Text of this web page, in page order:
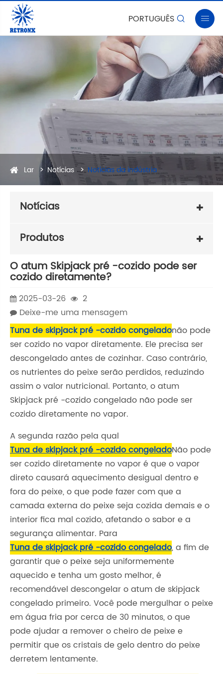
PORTUGUÊS  
Lar Notícias Notícias da indústria
Notícias
Produtos
O atum Skipjack pré -cozido pode ser
cozido diretamente?
2025-03-26
2
Deixe-me uma mensagem
Tuna de skipjack pré -cozido congeladonão pode
ser cozido no vapor diretamente. Ele precisa ser
descongelado antes de cozinhar. Caso contrário,
os nutrientes do peixe serão perdidos, reduzindo
assim o valor nutricional. Portanto, o atum
Skipjack pré -cozido congelado não pode ser
cozido diretamente no vapor.
A segunda razão pela qual
Tuna de skipjack pré -cozido congeladoNão pode
ser cozido diretamente no vapor é que o vapor
direto causará aquecimento desigual dentro e
fora do peixe, o que pode fazer com que a
camada externa do peixe seja cozida demais e o
interior fica mal cozido, afetando o sabor e a
segurança alimentar. Para
Tuna de skipjack pré -cozido congelado, a fim de
garantir que o peixe seja uniformemente
aquecido e tenha um gosto melhor, é
recomendável descongelar o atum de skipjack
congelado primeiro. Você pode mergulhar o peixe
em água fria por cerca de 30 minutos, o que
pode ajudar a remover o cheiro de peixe e
permitir que os cristais de gelo dentro do peixe
derretem lentamente.